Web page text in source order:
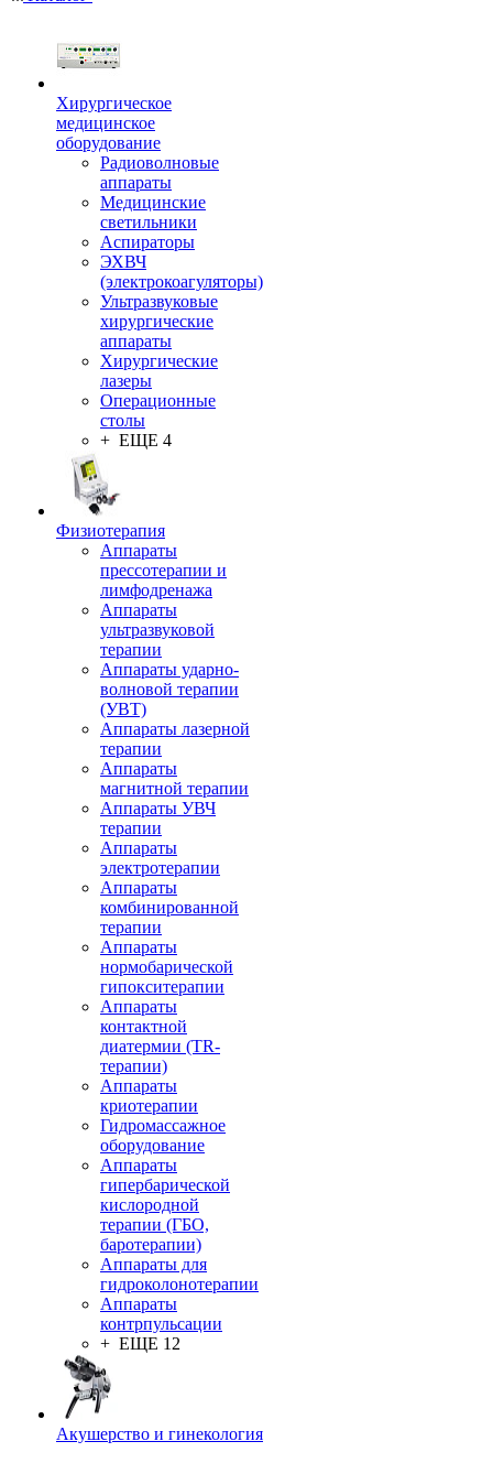
Хирургическое
медицинское
оборудование
Радиоволновые
аппараты
Медицинские
светильники
Аспираторы
ЭХВЧ
(электрокоагуляторы)
Ультразвуковые
хирургические
аппараты
Хирургические
лазеры
Операционные
столы
+ ЕЩЕ 4
Физиотерапия
Аппараты
прессотерапии и
лимфодренажа
Аппараты
ультразвуковой
терапии
Аппараты ударно-
волновой терапии
(УВТ)
Аппараты лазерной
терапии
Аппараты
магнитной терапии
Аппараты УВЧ
терапии
Аппараты
электротерапии
Аппараты
комбинированной
терапии
Аппараты
нормобарической
гипокситерапии
Аппараты
контактной
диатермии (TR-
терапии)
Аппараты
криотерапии
Гидромассажное
оборудование
Аппараты
гипербарической
кислородной
терапии (ГБО,
баротерапии)
Аппараты для
гидроколонотерапии
Аппараты
контрпульсации
+ ЕЩЕ 12
Акушерство и гинекология